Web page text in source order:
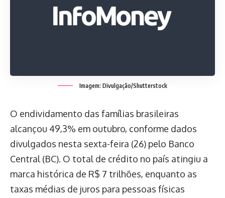
Imagem: Divulgação/Shutterstock
O endividamento das famílias brasileiras
alcançou 49,3% em outubro, conforme dados
divulgados nesta sexta-feira (26) pelo Banco
Central (BC). O total de crédito no país atingiu a
marca histórica de R$ 7 trilhões, enquanto as
taxas médias de juros para pessoas físicas